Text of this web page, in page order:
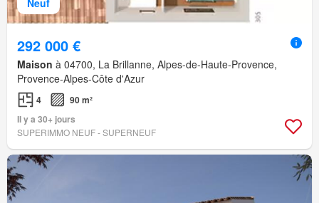
Neuf
292 000 €
Maison à 04700, La Brillanne, Alpes-de-Haute-Provence,
Provence-Alpes-Côte d'Azur
4
90 m²
Il y a 30+ jours
SUPERIMMO NEUF - SUPERNEUF